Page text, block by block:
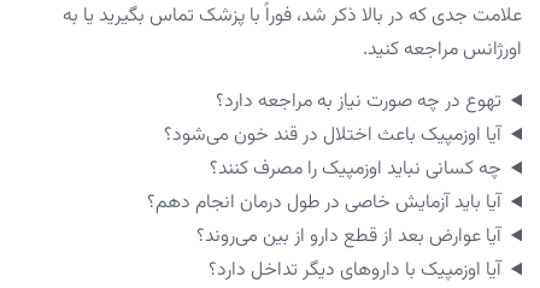
علامت جدی که در بالا ذکر شد، فوراً با پزشک تماس بگیرید یا به
اورژانس مراجعه کنید.
تهوع در چه صورت نیاز به مراجعه دارد؟
آیا اوزمپیک باعث اختلال در قند خون می‌شود؟
چه کسانی نباید اوزمپیک را مصرف کنند؟
آیا باید آزمایش خاصی در طول درمان انجام دهم؟
آیا عوارض بعد از قطع دارو از بین می‌روند؟
آیا اوزمپیک با داروهای دیگر تداخل دارد؟